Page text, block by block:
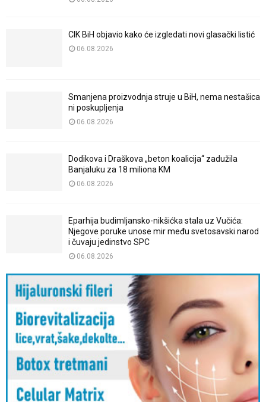
CIK BiH objavio kako će izgledati novi glasački listić
06.08.2026
Smanjena proizvodnja struje u BiH, nema nestašica
ni poskupljenja
06.08.2026
Dodikova i Draškova „beton koalicija“ zadužila
Banjaluku za 18 miliona KM
06.08.2026
Eparhija budimljansko-nikšićka stala uz Vučića:
Njegove poruke unose mir među svetosavski narod
i čuvaju jedinstvo SPC
06.08.2026